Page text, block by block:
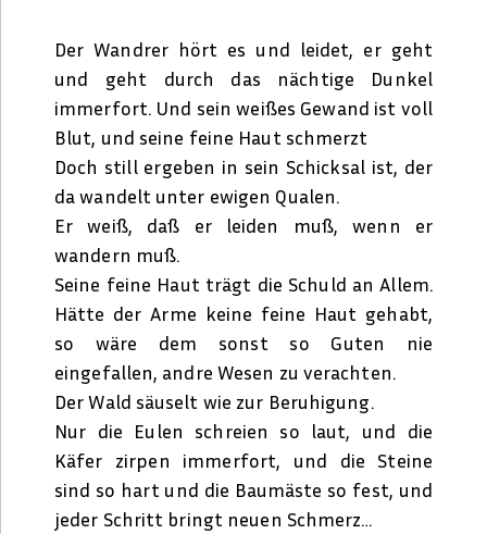
Der Wandrer hört es und leidet, er geht
und geht durch das nächtige Dunkel
immerfort. Und sein weißes Gewand ist voll
Blut, und seine feine Haut schmerzt
Doch still ergeben in sein Schicksal ist, der
da wandelt unter ewigen Qualen.
Er weiß, daß er leiden muß, wenn er
wandern muß.
Seine feine Haut trägt die Schuld an Allem.
Hätte der Arme keine feine Haut gehabt,
so wäre dem sonst so Guten nie
eingefallen, andre Wesen zu verachten.
Der Wald säuselt wie zur Beruhigung.
Nur die Eulen schreien so laut, und die
Käfer zirpen immerfort, und die Steine
sind so hart und die Baumäste so fest, und
jeder Schritt bringt neuen Schmerz…